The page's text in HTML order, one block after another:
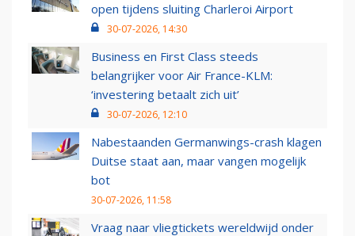
open tijdens sluiting Charleroi Airport
30-07-2026, 14:30
Business en First Class steeds
belangrijker voor Air France-KLM:
‘investering betaalt zich uit’
30-07-2026, 12:10
Nabestaanden Germanwings-crash klagen
Duitse staat aan, maar vangen mogelijk
bot
30-07-2026, 11:58
Vraag naar vliegtickets wereldwijd onder